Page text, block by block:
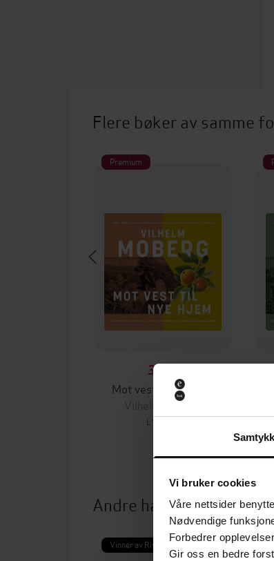
Vi bruker cookies
Våre nettsider
Nødvendige
Forbedrer
Gir oss en bedre
Flere bøker av samme
Premium
399,-
Mot vest til nye hjem
Vilhelm Moberg
LYDBOK
Andre har også kjøpt
Vinner av Rivertonprisen